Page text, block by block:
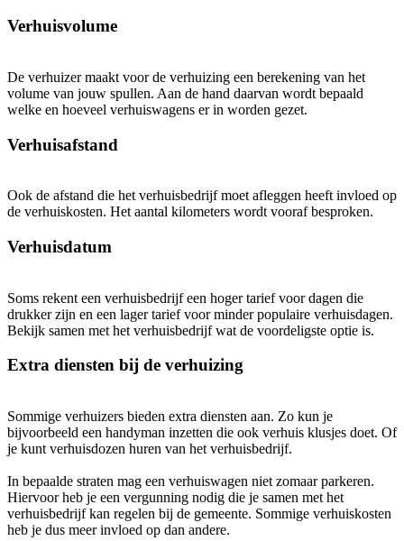
Verhuisvolume
De verhuizer maakt voor de verhuizing een berekening van het
volume van jouw spullen. Aan de hand daarvan wordt bepaald
welke en hoeveel verhuiswagens er in worden gezet.
Verhuisafstand
Ook de afstand die het verhuisbedrijf moet afleggen heeft invloed op
de verhuiskosten. Het aantal kilometers wordt vooraf besproken.
Verhuisdatum
Soms rekent een verhuisbedrijf een hoger tarief voor dagen die
drukker zijn en een lager tarief voor minder populaire verhuisdagen.
Bekijk samen met het verhuisbedrijf wat de voordeligste optie is.
Extra diensten bij de verhuizing
Sommige verhuizers bieden extra diensten aan. Zo kun je
bijvoorbeeld een handyman inzetten die ook verhuis klusjes doet. Of
je kunt verhuisdozen huren van het verhuisbedrijf.
In bepaalde straten mag een verhuiswagen niet zomaar parkeren.
Hiervoor heb je een vergunning nodig die je samen met het
verhuisbedrijf kan regelen bij de gemeente. Sommige verhuiskosten
heb je dus meer invloed op dan andere.